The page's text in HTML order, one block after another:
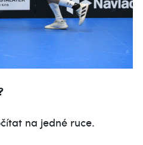
na jedné ruce.